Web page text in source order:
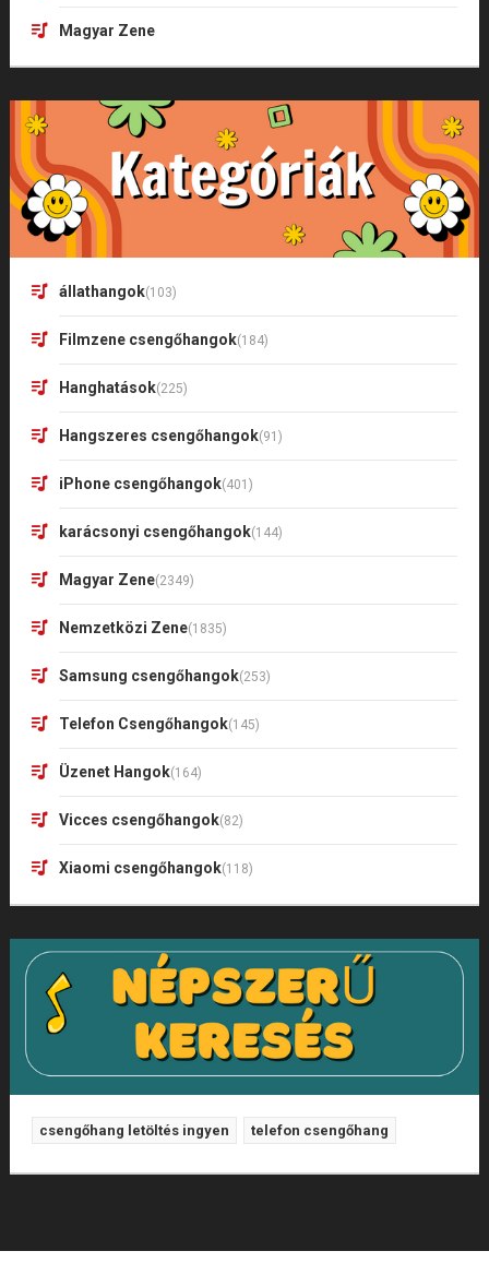
Magyar Zene
állathangok(103)
Filmzene csengőhangok(184)
Hanghatások(225)
Hangszeres csengőhangok(91)
iPhone csengőhangok(401)
karácsonyi csengőhangok(144)
Magyar Zene(2349)
Nemzetközi Zene(1835)
Samsung csengőhangok(253)
Telefon Csengőhangok(145)
Üzenet Hangok(164)
Vicces csengőhangok(82)
Xiaomi csengőhangok(118)
csengőhang letöltés ingyen telefon csengőhang